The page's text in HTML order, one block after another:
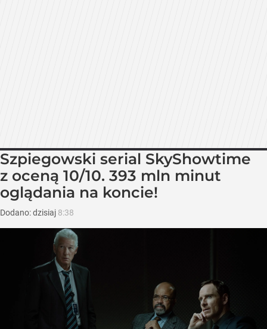
Szpiegowski serial SkyShowtime
z oceną 10/10. 393 mln minut
oglądania na koncie!
Dodano:dzisiaj 8:38